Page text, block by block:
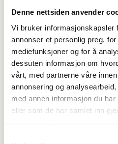
Denne nettsiden anvender
Vi bruker informasjonskapsler
annonser et personlig preg,
mediefunksjoner og for å
dessuten informasjon om
vårt, med partnerne våre
annonsering og
med annen informasjon du har
eller som de har samlet inn
1 porsjon tangzhong, avkjølt
3 egg
150 g smør, mykt, skjært i
1 sammenvispet egg til pensling
Dette gjør du:
1. Lag tangzhong ved å blande 30 g av
helmelk i en kjele. Varm opp til en tykk
skal ikke koke, men skal bli ordentlig
2. Bland sammen resten av posen
rårørsukker i en bakebolle. Tilsett den